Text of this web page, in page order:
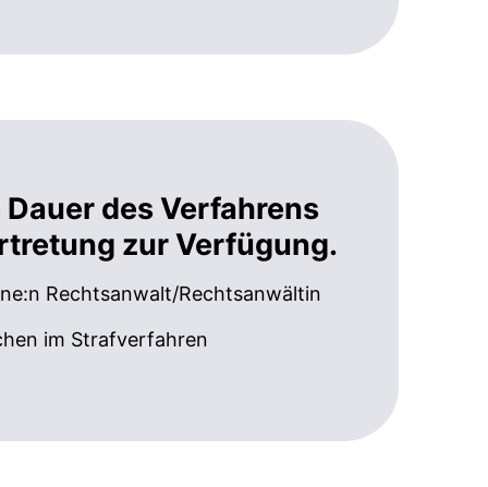
des Verfahrens
zur Verfügung.
Rechtsanwalt/Rechtsanwältin
im Strafverfahren